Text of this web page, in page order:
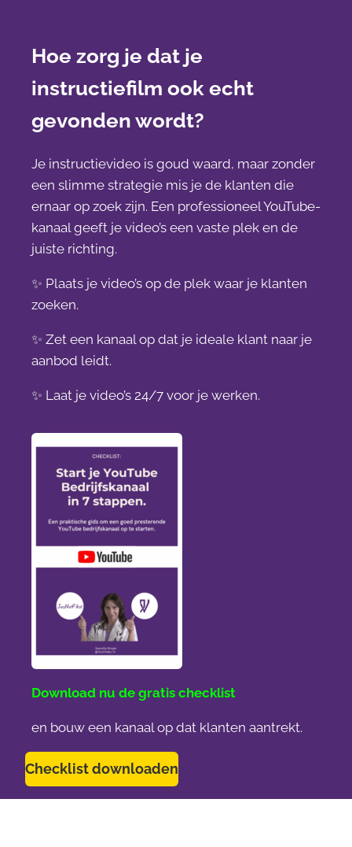
Hoe zorg je dat je
instructiefilm ook echt
gevonden wordt?
Je instructievideo is goud waard, maar zonder
een slimme strategie mis je de klanten die
ernaar op zoek zijn. Een professioneel YouTube-
kanaal geeft je video’s een vaste plek en de
juiste richting.
✨ Plaats je video’s op de plek waar je klanten
zoeken.
✨ Zet een kanaal op dat je ideale klant naar je
aanbod leidt.
✨ Laat je video’s 24/7 voor je werken.
Download nu de gratis checklist
en bouw een kanaal op dat klanten aantrekt.
Checklist downloaden